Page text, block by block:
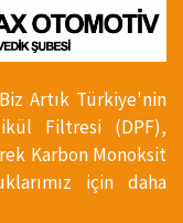
Artık Türkiye'nin
Filtresi (DPF),
Karbon Monoksit
için daha